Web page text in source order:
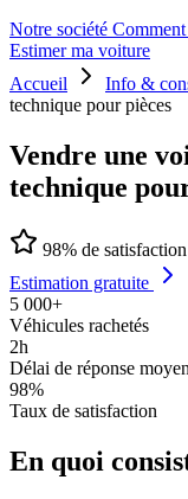
Notre société
Estimer ma voiture
Accueil
Info &
technique pour pièces
Vendre une
technique
98% de satisfaction
Estimation gratuite
5 000+
Véhicules rachetés
2h
Délai de réponse moyen
98%
Taux de satisfaction
En quoi